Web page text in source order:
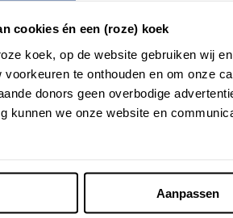
cookies én een (roze) koek
koek, op de website gebruiken wij
voorkeuren te onthouden en om onze
donors geen overbodige
kunnen we onze website en
Aanpassen
nieuwsbrief? Dit kan via de